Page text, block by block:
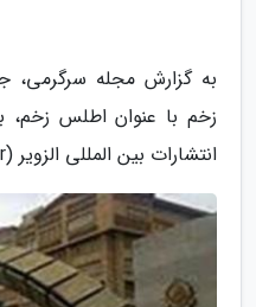
به گزارش مجله سرگرمی،
زخم با عنوان اطلس زخم،
انتشارات بین المللی الزویر (Elsevier) به چاپ رسیده است.